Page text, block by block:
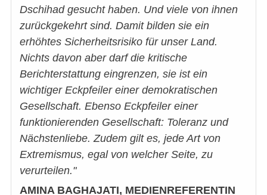
Dschihad gesucht haben. Und viele von ihnen
zurückgekehrt sind. Damit bilden sie ein
erhöhtes Sicherheitsrisiko für unser Land.
Nichts davon aber darf die kritische
Berichterstattung eingrenzen, sie ist ein
wichtiger Eckpfeiler einer demokratischen
Gesellschaft. Ebenso Eckpfeiler einer
funktionierenden Gesellschaft: Toleranz und
Nächstenliebe. Zudem gilt es, jede Art von
Extremismus, egal von welcher Seite, zu
verurteilen."
AMINA BAGHAJATI, MEDIENREFERENTIN